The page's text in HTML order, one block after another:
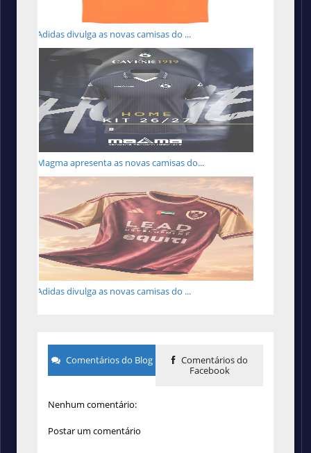
Adidas divulga as novas camisas do ...
Magma apresenta as novas camisas do...
Adidas divulga as novas camisas do ...
Comentários do Blog
Comentários do
Facebook
Nenhum comentário:
Postar um comentário